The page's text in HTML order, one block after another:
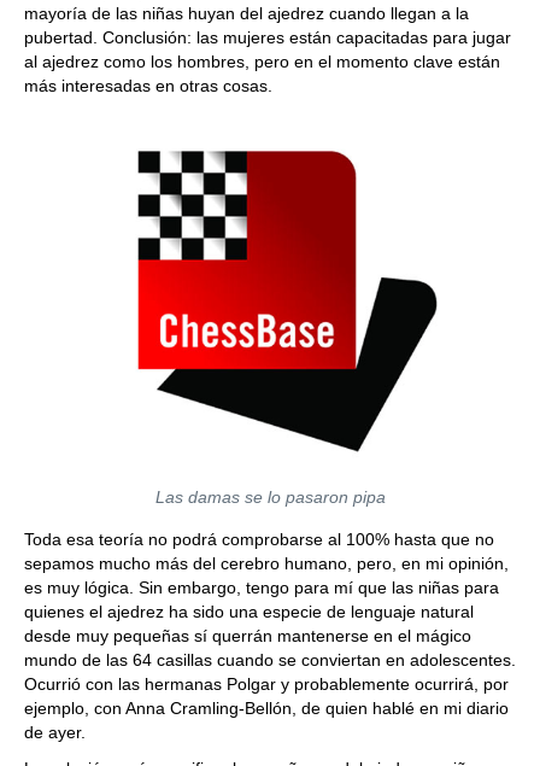
mayoría de las niñas huyan del ajedrez cuando llegan a la
pubertad. Conclusión: las mujeres están capacitadas para jugar
al ajedrez como los hombres, pero en el momento clave están
más interesadas en otras cosas.
Las damas se lo pasaron pipa
Toda esa teoría no podrá comprobarse al 100% hasta que no
sepamos mucho más del cerebro humano, pero, en mi opinión,
es muy lógica. Sin embargo, tengo para mí que las niñas para
quienes el ajedrez ha sido una especie de lenguaje natural
desde muy pequeñas sí querrán mantenerse en el mágico
mundo de las 64 casillas cuando se conviertan en adolescentes.
Ocurrió con las hermanas Polgar y probablemente ocurrirá, por
ejemplo, con Anna Cramling-Bellón, de quien hablé en mi diario
de ayer.